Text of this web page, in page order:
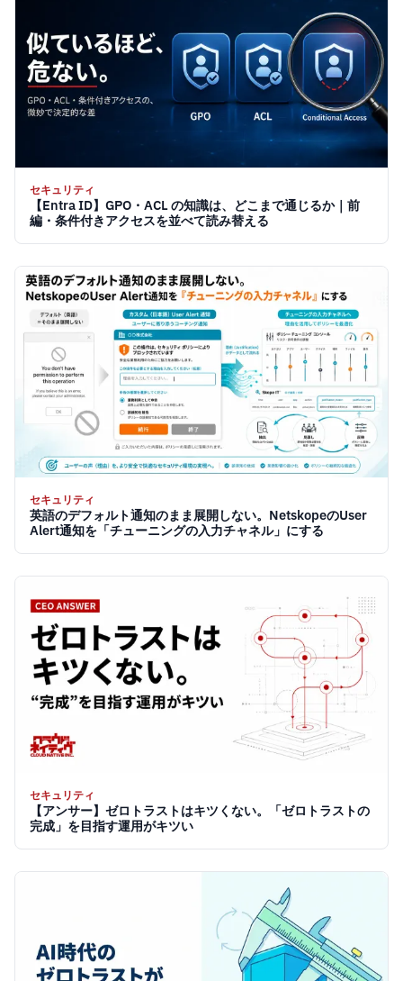
セキュリティ
【Entra ID】GPO・ACL の知識は、どこまで通じるか｜前
編・条件付きアクセスを並べて読み替える
セキュリティ
英語のデフォルト通知のまま展開しない。NetskopeのUser
Alert通知を「チューニングの入力チャネル」にする
セキュリティ
【アンサー】ゼロトラストはキツくない。「ゼロトラストの
完成」を目指す運用がキツい